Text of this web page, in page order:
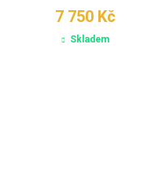
7 750 Kč
Skladem